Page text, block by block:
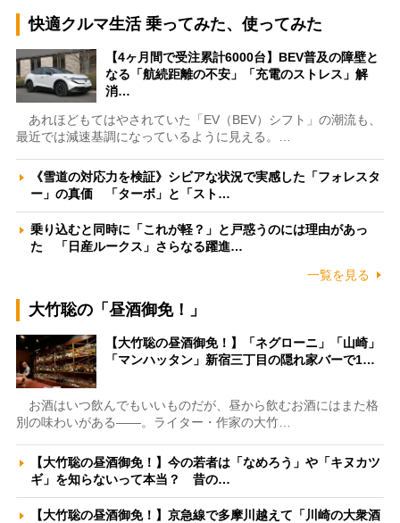
快適クルマ生活 乗ってみた、使ってみた
【4ヶ月間で受注累計6000台】BEV普及の障壁と
なる「航続距離の不安」「充電のストレス」解
消…
あれほどもてはやされていた「EV（BEV）シフト」の潮流も、
最近では減速基調になっているように見える。…
《雪道の対応力を検証》シビアな状況で実感した「フォレスタ
ー」の真価 「ターボ」と「スト…
乗り込むと同時に「これが軽？」と戸惑うのには理由があっ
た 「日産ルークス」さらなる躍進…
一覧を見る
大竹聡の「昼酒御免！」
【大竹聡の昼酒御免！】「ネグローニ」「山崎」
「マンハッタン」新宿三丁目の隠れ家バーで1…
お酒はいつ飲んでもいいものだが、昼から飲むお酒にはまた格
別の味わいがある――。ライター・作家の大竹…
【大竹聡の昼酒御免！】今の若者は「なめろう」や「キヌカツ
ギ」を知らないって本当？ 昔の…
【大竹聡の昼酒御免！】京急線で多摩川越えて「川崎の大衆酒